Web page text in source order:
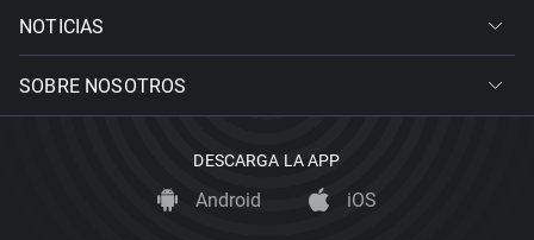
NOTICIAS
SOBRE NOSOTROS
DESCARGA LA APP
Android iOS